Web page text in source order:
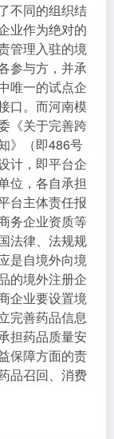
不同的组织结
业作为绝对的
管理入驻的境
参与方，并承
唯一的试点企
口。而河南模
《关于完善跨
》（即486号
计，即平台企
位，各自承担
台主体责任报
务企业资质等
法律、法规规
是自境外向境
的境外注册企
企业要设置境
完善药品信息
担药品质量安
保障方面的责
品召回、消费